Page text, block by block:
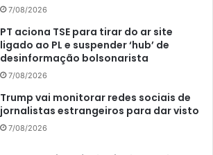
7/08/2026
PT aciona TSE para tirar do ar site
ligado ao PL e suspender ‘hub’ de
desinformação bolsonarista
7/08/2026
Trump vai monitorar redes sociais de
jornalistas estrangeiros para dar visto
7/08/2026